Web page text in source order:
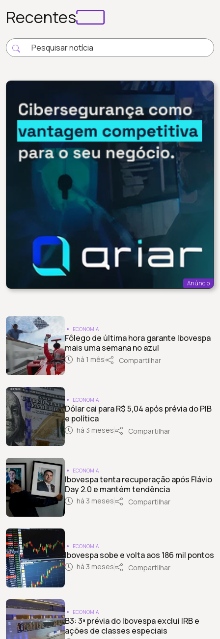
Recentes
Anúncio
ECONOMIA
Fôlego de última hora garante Ibovespa
mais uma semana no azul
há 1 mês Compartilhar
ECONOMIA
Dólar cai para R$ 5,04 após prévia do PIB
e política
há 3 meses Compartilhar
ECONOMIA
Ibovespa tenta recuperação após Flávio
Day 2.0 e mantém tendência
há 3 meses Compartilhar
ECONOMIA
Ibovespa sobe e volta aos 186 mil pontos
há 3 meses Compartilhar
ECONOMIA
B3: 3ª prévia do Ibovespa exclui IRB e
ações de classes especiais